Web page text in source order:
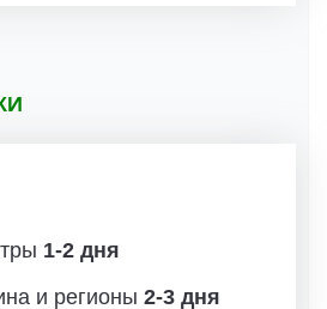
1-2 дня
и регионы 2-3 дня